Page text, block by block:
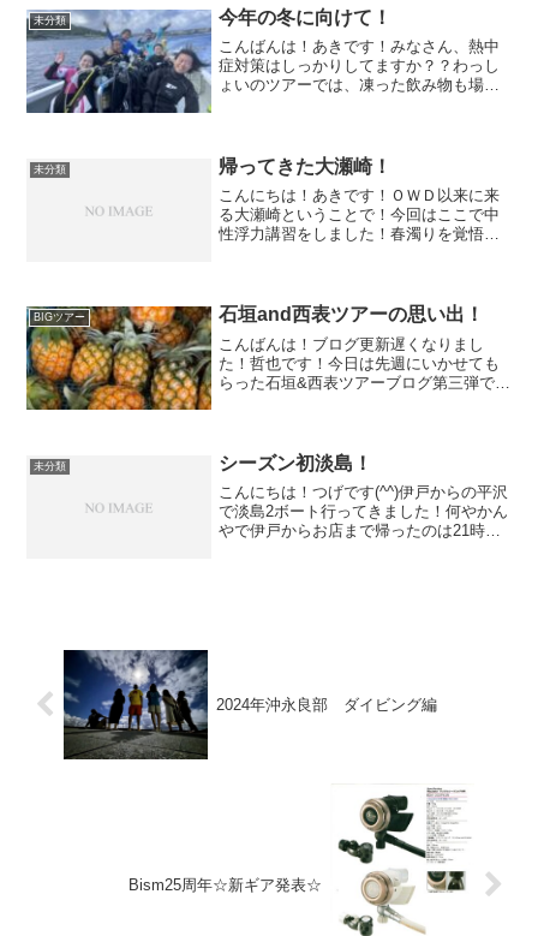
方からお話いただいた時に体験会なん
て、しかも1万人規模のやっ...
未分類 今年の冬に向けて！
こんばんは！あきです！みなさん、熱中
症対策はしっかりしてますか？？わっし
ょいのツアーでは、凍った飲み物も場所
時期って、7月～...
未分類 帰ってきた大瀬崎！
こんにちは！あきです！ＯＷＤ以来に来
る大瀬崎ということで！今回はここで中
性浮力講習をしました！春濁りを覚悟で
なはさみ足...
BIGツアー 石垣and西表ツアーの思い出！
こんばんは！ブログ更新遅くなりまし
た！哲也です！今日は先週にいかせても
らった石垣&西表ツアーブログ第三弾で
った西表ツアーのリベ...
未分類 シーズン初淡島！
こんにちは！つげです(^^)伊戸からの平沢
で淡島2ボート行ってきました！何やかん
やで伊戸からお店まで帰ったのは21時前
2024年沖永良部 ダイビング編
Bism25周年☆新ギア発表☆